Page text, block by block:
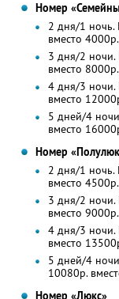
Номер
2 дня/1 ночь.
вместо 4000р.
3 дня/2 ночи.
вместо 8000р.
4 дня/3 ночи.
вместо
5 дней/4
вместо
Номер
2 дня/1 ночь.
вместо 4500р.
3 дня/2 ночи.
вместо 9000р.
4 дня/3 ночи.
вместо
5 дней/4
10080р.
Номер «Люкс»